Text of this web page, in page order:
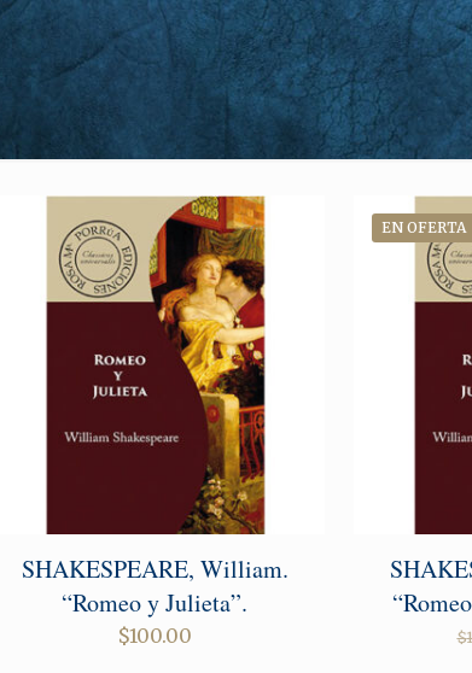
SHAKESPEARE, William.
“Romeo y Julieta”.
$100.00
EN OFERTA
$